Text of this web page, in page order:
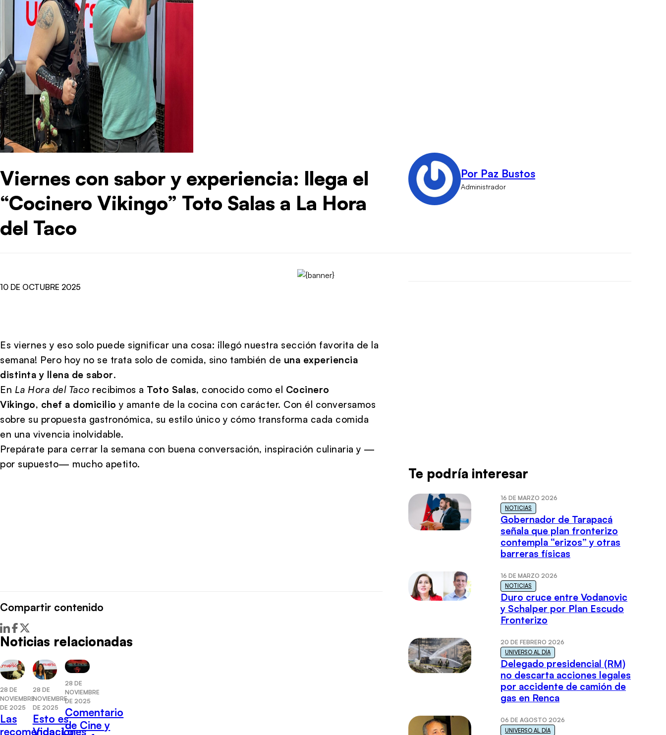
Viernes con sabor y experiencia: llega el
“Cocinero Vikingo” Toto Salas a La Hora
del Taco
Por Paz Bustos
Administrador
10 DE OCTUBRE 2025
Es viernes y eso solo puede significar una cosa: ¡llegó nuestra sección favorita de la
semana! Pero hoy no se trata solo de comida, sino también de una experiencia
distinta y llena de sabor.
En La Hora del Taco recibimos a Toto Salas, conocido como el Cocinero
Vikingo, chef a domicilio y amante de la cocina con carácter. Con él conversamos
sobre su propuesta gastronómica, su estilo único y cómo transforma cada comida
en una vivencia inolvidable.
Prepárate para cerrar la semana con buena conversación, inspiración culinaria y —
por supuesto— mucho apetito.
Compartir contenido
Noticias relacionadas
28 DE
NOVIEMBRE
DE 2025
Las
recomendaciones
28 DE
NOVIEMBRE
DE 2025
Esto es
Vida: Lo
28 DE
NOVIEMBRE
DE 2025
Comentario
de Cine y
Te podría interesar
16 DE MARZO 2026
NOTICIAS
Gobernador de Tarapacá
señala que plan fronterizo
contempla “erizos” y otras
barreras físicas
16 DE MARZO 2026
NOTICIAS
Duro cruce entre Vodanovic
y Schalper por Plan Escudo
Fronterizo
20 DE FEBRERO 2026
UNIVERSO AL DÍA
Delegado presidencial (RM)
no descarta acciones legales
por accidente de camión de
gas en Renca
06 DE AGOSTO 2026
UNIVERSO AL DÍA